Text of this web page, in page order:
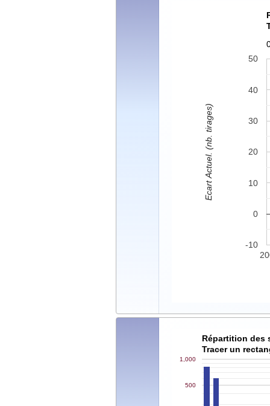
-10
0
10
20
30
40
50
Ecart Actuel. (nb. tirages)
Répartition des
Tracer un
500
1,000